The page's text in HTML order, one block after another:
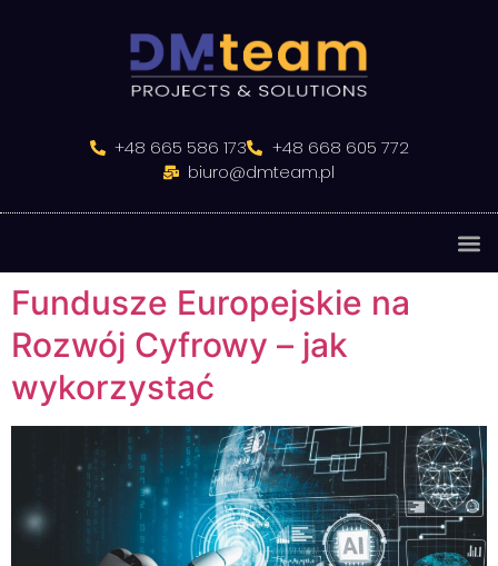
+48 665 586 173
+48 668 605 772
biuro@dmteam.pl
Fundusze Europejskie na
Rozwój Cyfrowy – jak
wykorzystać